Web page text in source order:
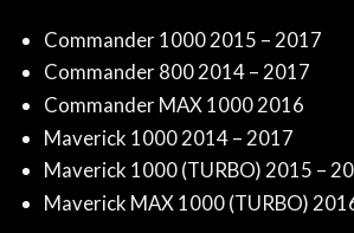
Commander 1000 2015 – 2017
Commander 800 2014 – 2017
Commander MAX 1000 2016
Maverick 1000 2014 – 2017
Maverick 1000 (TURBO) 2015 –
Maverick MAX 1000 (TURBO)